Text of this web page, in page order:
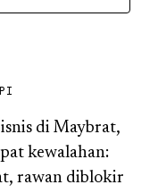
di Maybrat,
kewalahan:
rawan diblokir